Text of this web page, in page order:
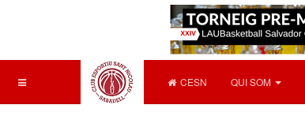
CESN QUI SOM